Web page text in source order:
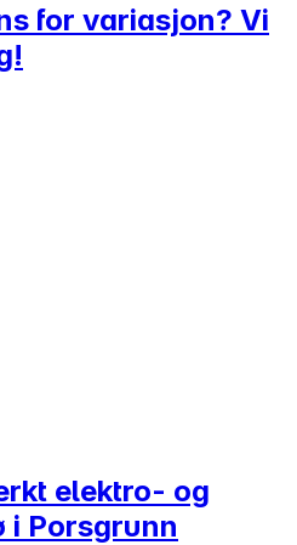
for variasjon? Vi
elektro- og
i Porsgrunn